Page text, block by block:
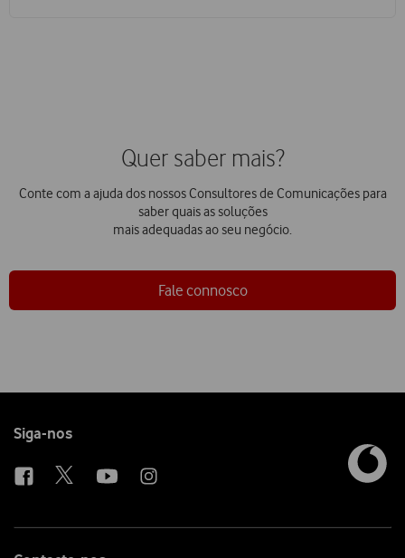
Quer saber mais?
Conte com a ajuda dos nossos Consultores de Comunicações para
saber quais as soluções
mais adequadas ao seu negócio.
Fale connosco
Follow
Siga-nos